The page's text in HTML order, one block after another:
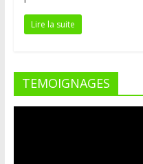
Lire la suite
TEMOIGNAGES